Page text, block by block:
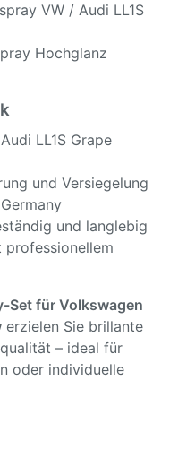
VW / Audi LL1S
Hochglanz
LL1S Grape
und Versiegelung
und langlebig
professionellem
Set für Volkswagen
erzielen Sie brillante
– ideal für
oder individuelle